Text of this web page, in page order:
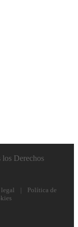
Derechos
|
Política de